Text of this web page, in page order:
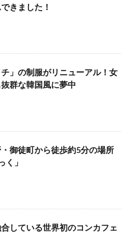
きました！
」の制服がリニューアル！女
群な韓国風に夢中
御徒町から徒歩約5分の場所
く」
している世界初のコンカフェ